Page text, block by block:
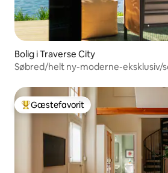
Bolig i Traverse City
Søbred/helt ny-moderne-eksklusiv/
Bedste gæstefavorit
Gæstefavorit